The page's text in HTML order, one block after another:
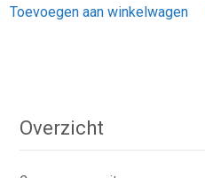
Toevoegen aan winkelwagen
Overzicht